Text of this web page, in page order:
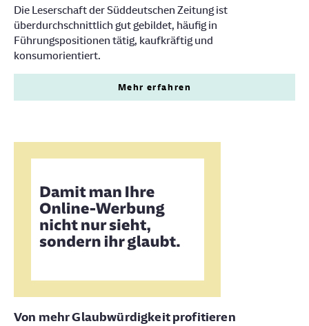
Die Leserschaft der Süddeutschen Zeitung ist
überdurchschnittlich gut gebildet, häufig in
Führungspositionen tätig, kaufkräftig und
konsumorientiert.
Mehr erfahren
Von mehr Glaubwürdigkeit profitieren